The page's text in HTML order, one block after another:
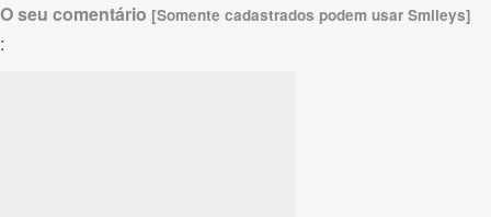
O seu comentário [Somente cadastrados podem usar Smileys]
: